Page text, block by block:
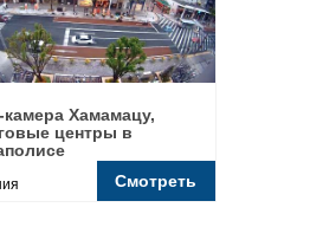
камера Хамамацу,
центры в
Смотреть